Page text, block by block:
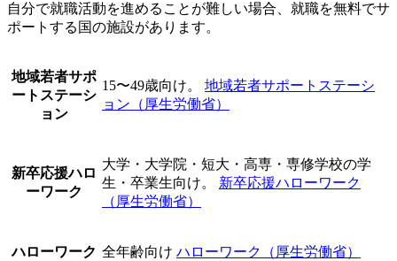
自分で就職活動を進めることが難しい場合、就職を無料でサ
ポートする国の施設があります。
地域若者サポ
ートステーシ
ョン
15〜49歳向け。 地域若者サポートステーシ
ョン（厚生労働省）
新卒応援ハロ
ーワーク
大学・大学院・短大・高専・専修学校の学
生・卒業生向け。 新卒応援ハローワーク
（厚生労働省）
ハローワーク 全年齢向け ハローワーク（厚生労働省）